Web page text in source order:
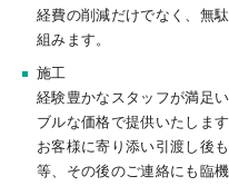
経費の削減だけでなく、無
組みます。
施工
経験豊かなスタッフが満足
ブルな価格で提供いたします
お客様に寄り添い引渡し後
等、その後のご連絡にも臨